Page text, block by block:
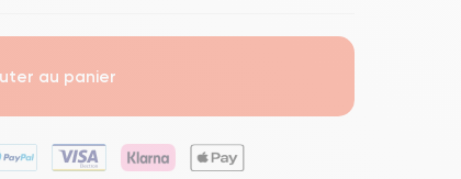
au panier